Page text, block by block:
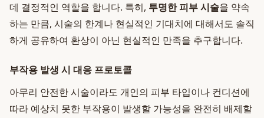
데 결정적인 역할을 합니다. 특히, 투명한 피부 시술을 약속
하는 만큼, 시술의 한계나 현실적인 기대치에 대해서도 솔직
하게 공유하여 환상이 아닌 현실적인 만족을 추구합니다.
부작용 발생 시 대응 프로토콜
아무리 안전한 시술이라도 개인의 피부 타입이나 컨디션에
따라 예상치 못한 부작용이 발생할 가능성을 완전히 배제할